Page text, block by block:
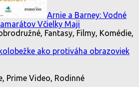
Arnie a Barney: Vodné
Včielky Maji
Fantasy, Filmy, Komédie,
ako protiváha obrazoviek
Prime Video, Rodinné